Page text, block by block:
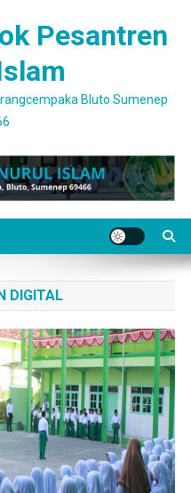
Pesantren
Bluto Sumenep
DIGITAL